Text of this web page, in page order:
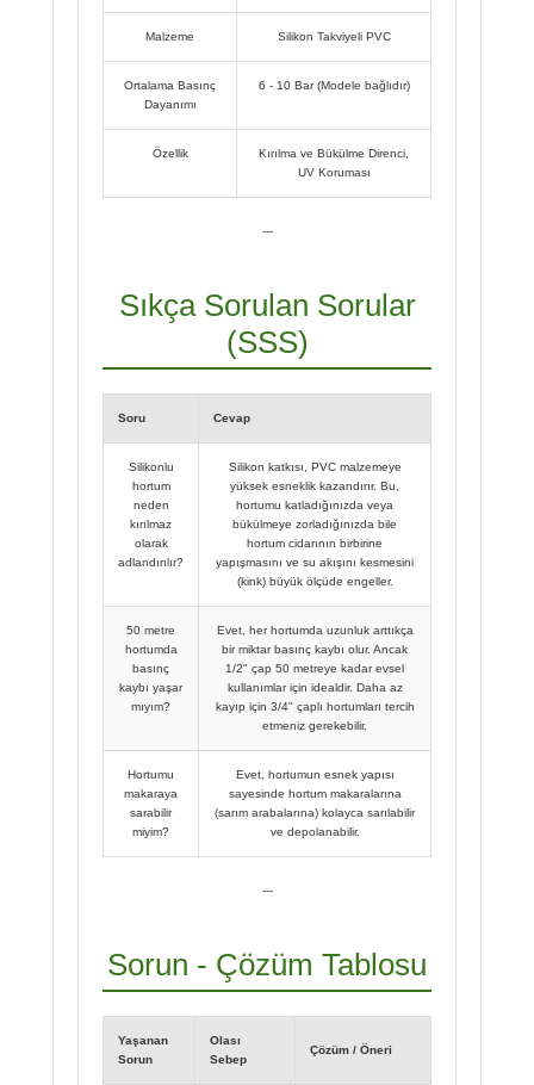
Malzeme Silikon Takviyeli PVC
Ortalama Basınç
Dayanımı
6 - 10 Bar (Modele bağlıdır)
Özellik
Kırılma ve Bükülme Direnci,
UV Koruması
---
Sıkça Sorulan Sorular
(SSS)
Soru Cevap
Silikonlu
hortum
neden
kırılmaz
olarak
adlandırılır?
Silikon katkısı, PVC malzemeye
yüksek esneklik kazandırır. Bu,
hortumu katladığınızda veya
bükülmeye zorladığınızda bile
hortum cidarının birbirine
yapışmasını ve su akışını kesmesini
(kink) büyük ölçüde engeller.
50 metre
hortumda
basınç
kaybı yaşar
mıyım?
Evet, her hortumda uzunluk arttıkça
bir miktar basınç kaybı olur. Ancak
1/2" çap 50 metreye kadar evsel
kullanımlar için idealdir. Daha az
kayıp için 3/4" çaplı hortumları tercih
etmeniz gerekebilir.
Hortumu
makaraya
sarabilir
miyim?
Evet, hortumun esnek yapısı
sayesinde hortum makaralarına
(sarım arabalarına) kolayca sarılabilir
ve depolanabilir.
---
Sorun - Çözüm Tablosu
Yaşanan
Sorun
Olası
Sebep
Çözüm / Öneri